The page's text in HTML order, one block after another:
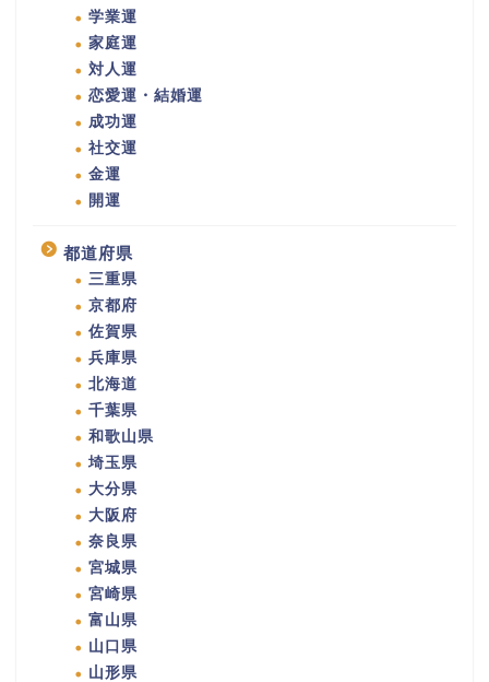
学業運
家庭運
対人運
恋愛運・結婚運
成功運
社交運
金運
開運
都道府県
三重県
京都府
佐賀県
兵庫県
北海道
千葉県
和歌山県
埼玉県
大分県
大阪府
奈良県
宮城県
宮崎県
富山県
山口県
山形県